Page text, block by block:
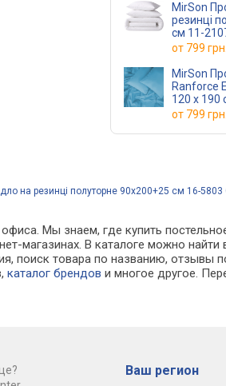
MirSon
резинці полуторне 120x190+25
см 11-
от 799 грн.
MirSon
Ranforce
120 х 190
от 799 грн.
на резинці полуторне 90x200+25 см 16-
Мы знаем, где купить
магазинах. В каталоге можно
поиск товара по названию, отзывы
каталог брендов и многое другое.
Ваш регион